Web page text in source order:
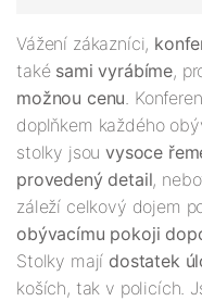
Vážení zákazníci,
také sami vyrábíme,
možnou cenu.
doplňkem každého
stolky jsouvysoce
provedený detail,
záleží celkový dojem
obývacímu pokoji
Stolky mají dostatek
koších, tak v policích.